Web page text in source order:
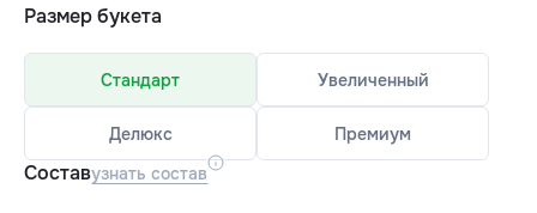
Размер букета
Стандарт Увеличенный
Делюкс Премиум
Составузнать состав